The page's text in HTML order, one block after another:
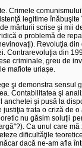
Crimele
legitime
mărturii scrise şi mii
o problemă de
Revoluţia
Contrarevoluţia din
criminale, greu de
mafiote uriaşe.
şi demonstra
Contabilitatea şi
şi pusă la
trata o criză de
nu găsim soluţii
Ca unul care
dificultăţile
dacă ne-am afla